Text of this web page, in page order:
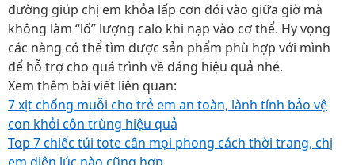
đường giúp chị em khỏa lấp cơn đói vào giữa giờ mà
không làm “lố” lượng calo khi nạp vào cơ thể. Hy vọng
các nàng có thể tìm được sản phẩm phù hợp với mình
để hỗ trợ cho quá trình về dáng hiệu quả nhé.
Xem thêm bài viết liên quan:
7 xịt chống muỗi cho trẻ em an toàn, lành tính bảo vệ
con khỏi côn trùng hiệu quả
Top 7 chiếc túi tote cân mọi phong cách thời trang, chị